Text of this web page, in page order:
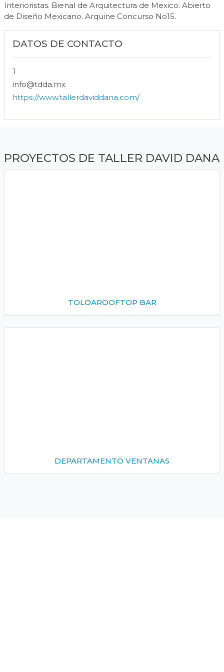
Interioristas. Bienal de Arquitectura de Mexico. Abierto
de Diseño Mexicano. Arquine Concurso No15.
DATOS DE CONTACTO
1
info@tdda.mx
https://www.tallerdaviddana.com/
PROYECTOS DE TALLER DAVID DANA
TOLOAROOFTOP BAR
DEPARTAMENTO VENTANAS